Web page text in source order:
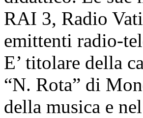
RAI 3, Radio
emittenti radio-
E’ titolare della
“N. Rota” di
della musica e